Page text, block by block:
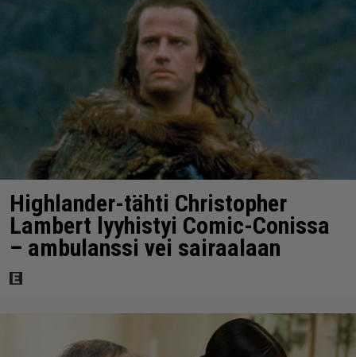
Highlander-tähti Christopher
Lambert lyyhistyi Comic-Conissa
– ambulanssi vei sairaalaan